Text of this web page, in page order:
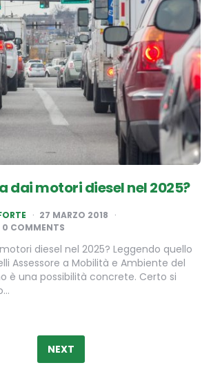
dai motori diesel nel 2025?
27 MARZO 2018
0 COMMENTS
diesel nel 2025? Leggendo quello
Assessore a Mobilità e Ambiente del
è una possibilità concrete. Certo si
NEXT